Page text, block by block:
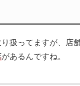
扱ってますが、店
があるんですね。